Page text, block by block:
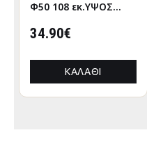
Φ50 108 εκ.ΥΨΟΣ
34.90€
ΚΑΛΆΘΙ